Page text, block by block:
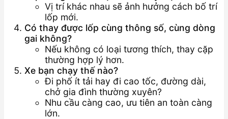
Vị trí khác nhau sẽ ảnh hưởng cách bố trí
lốp mới.
Có thay được lốp cùng thông số, cùng dòng
gai không?
Nếu không có loại tương thích, thay cặp
thường hợp lý hơn.
Xe bạn chạy thế nào?
Đi phố ít tải hay đi cao tốc, đường dài,
chở gia đình thường xuyên?
Nhu cầu càng cao, ưu tiên an toàn càng
lớn.